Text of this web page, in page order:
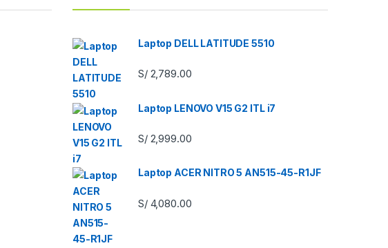
Laptop DELL LATITUDE 5510
S/2,789.00
Laptop LENOVO V15 G2 ITL i7
S/2,999.00
Laptop ACER NITRO 5 AN515-45-R1JF
S/4,080.00